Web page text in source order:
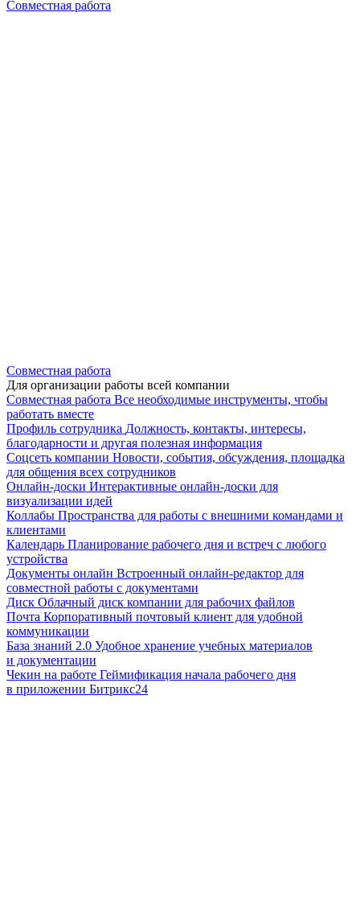
Совместная работа
Совместная работа
Для организации работы всей компании
Совместная работа Все необходимые инструменты, чтобы
работать вместе
Профиль сотрудника Должность, контакты, интересы,
благодарности и другая полезная информация
Соцсеть компании Новости, события, обсуждения, площадка
для общения всех сотрудников
Онлайн-доски Интерактивные онлайн-доски для
визуализации идей
Коллабы Пространства для работы с внешними командами и
клиентами
Календарь Планирование рабочего дня и встреч с любого
устройства
Документы онлайн Встроенный онлайн-редактор для
совместной работы с документами
Диск Облачный диск компании для рабочих файлов
Почта Корпоративный почтовый клиент для удобной
коммуникации
База знаний 2.0 Удобное хранение учебных материалов
и документации
Чекин на работе Геймификация начала рабочего дня
в приложении Битрикс24